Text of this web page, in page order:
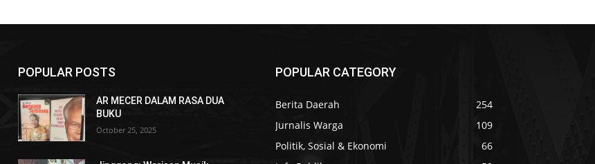
POPULAR POSTS
AR MECER DALAM RASA DUA
BUKU
October 25, 2025
POPULAR CATEGORY
Berita Daerah
254
Jurnalis Warga
109
Politik, Sosial & Ekonomi
66